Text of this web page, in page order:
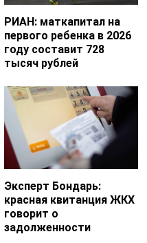
РИАН: маткапитал на
первого ребенка в 2026
году составит 728
тысяч рублей
Эксперт Бондарь:
красная квитанция ЖКХ
говорит о
задолженности